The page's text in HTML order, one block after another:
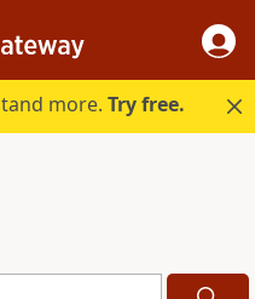
more.Try free.